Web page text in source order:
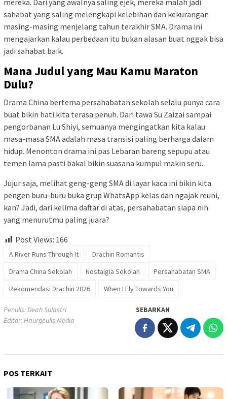
sahabat yang saling melengkapi kelebihan dan kekurangan
masing-masing menjelang tahun terakhir SMA. Drama ini
mengajarkan kalau perbedaan itu bukan alasan buat nggak bisa
jadi sahabat baik.
Mana Judul yang Mau Kamu Maraton
Dulu?
Drama China bertema persahabatan sekolah selalu punya cara
buat bikin hati kita terasa penuh. Dari tawa Su Zaizai sampai
pengorbanan Lu Shiyi, semuanya mengingatkan kita kalau
masa-masa SMA adalah masa transisi paling berharga dalam
hidup. Menonton drama ini pas Lebaran bareng sepupu atau
temen lama pasti bakal bikin suasana kumpul makin seru.
Jujur saja, melihat geng-geng SMA di layar kaca ini bikin kita
pengen buru-buru buka grup WhatsApp kelas dan ngajak reuni,
kan? Jadi, dari kelima daftar di atas, persahabatan siapa nih
yang menurutmu paling juara?
Post Views: 166
A River Runs Through It
Drachin Romantis
Drama China Sekolah
Nostalgia Sekolah
Persahabatan SMA
Rekomendasi Drachin 2026
When I Fly Towards You
Penulis: Deah Sulastri
Editor: Haurgeulis Media
SEBARKAN
POS TERKAIT